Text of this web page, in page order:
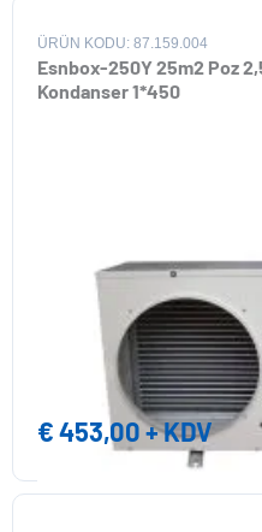
ÜRÜN KODU: 87.159.004
Esnbox-250Y 25m2 Poz
Kondanser 1*450
€453,00+ KDV